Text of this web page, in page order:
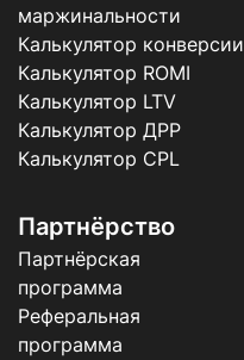
маржинальности
Калькулятор конверсии
Калькулятор ROMI
Калькулятор LTV
Калькулятор ДРР
Калькулятор CPL
Партнёрство
Партнёрская
программа
Реферальная
программа